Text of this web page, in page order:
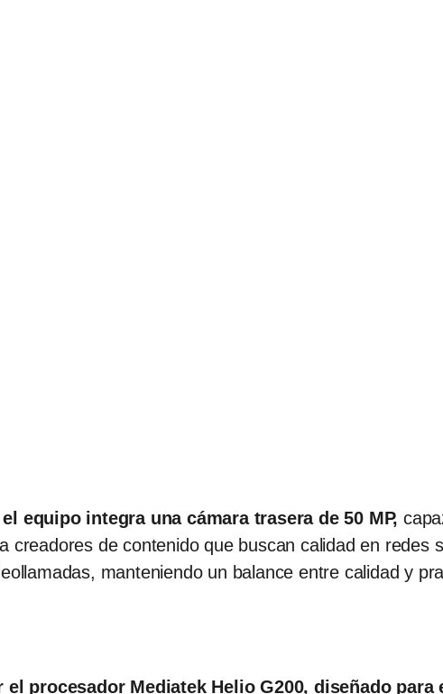
equipo integra una cámara trasera de 50 MP,
de contenido que buscan calidad en redes
manteniendo un balance entre calidad y
procesador Mediatek Helio G200, diseñado